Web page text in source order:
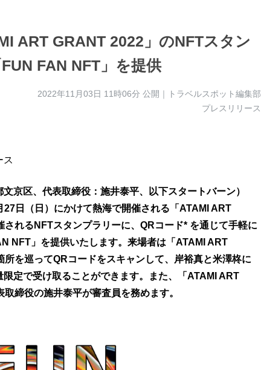
ART GRANT 2022」のNFTスタン
FAN NFT」を提供
2022年11月03日 11時06分 公開｜トラベルスポット編集部
プレスリリース
ス
京区、代表取締役：施井泰平、以下スタートバーン）
日（日）にかけて熱海で開催される「ATAMI ART
れるNFTスタンプラリーに、QRコード* を通じて手軽に
NFT」を提供いたします。来場者は「ATAMI ART
を巡ってQRコードをスキャンして、岸裕真と米澤柊に
定で受け取ることができます。また、「ATAMI ART
締役の施井泰平が審査員を務めます。